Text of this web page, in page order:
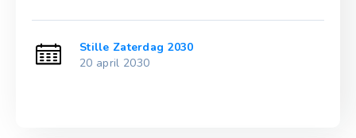
Stille Zaterdag 2030
20 april 2030